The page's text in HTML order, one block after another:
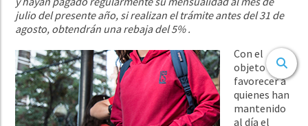
julio del presente año, si realizan el trámite antes del 31 de
agosto, obtendrán una rebaja del 5% .
Con el
objeto
favorecer a
quienes han
mantenido
al día el